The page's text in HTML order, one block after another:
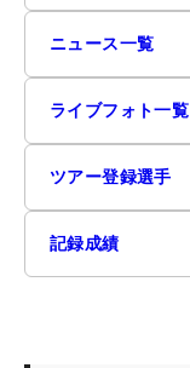
ニュース一覧
ライブフォト一覧
ツアー登録選手
記録成績